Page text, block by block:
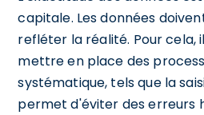
capitale. Les données
refléter la réalité. Pour cela,
mettre en place des
systématique, tels que la
permet d'éviter des erreurs